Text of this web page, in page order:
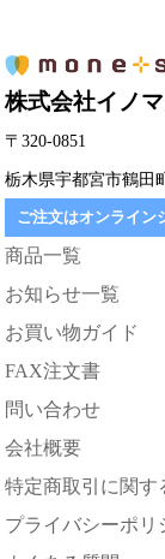
株式会社イノ
〒320-0851
栃木県宇都宮市鶴田
ご注文はオンライン
商品一覧
お知らせ一覧
お買い物ガイド
FAX注文書
問い合わせ
会社概要
特定商取引に関す
プライバシーポリ